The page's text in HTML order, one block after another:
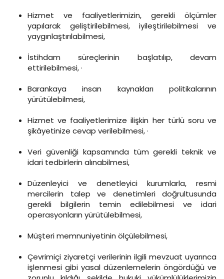
Hizmet ve faaliyetlerimizin, gerekli ölçümler
yapılarak geliştirilebilmesi, iyileştirilebilmesi ve
yaygınlaştırılabilmesi,
İstihdam süreçlerinin başlatılıp, devam
ettirilebilmesi, ·
Barankaya insan kaynakları politikalarının
yürütülebilmesi,
Hizmet ve faaliyetlerimize ilişkin her türlü soru ve
şikâyetinize cevap verilebilmesi, ·
Veri güvenliği kapsamında tüm gerekli teknik ve
idari tedbirlerin alınabilmesi,
Düzenleyici ve denetleyici kurumlarla, resmi
mercilerin talep ve denetimleri doğrultusunda
gerekli bilgilerin temin edilebilmesi ve idari
operasyonların yürütülebilmesi,
Müşteri memnuniyetinin ölçülebilmesi,
Çevrimiçi ziyaretçi verilerinin ilgili mevzuat uyarınca
işlenmesi gibi yasal düzenlemelerin öngördüğü ve